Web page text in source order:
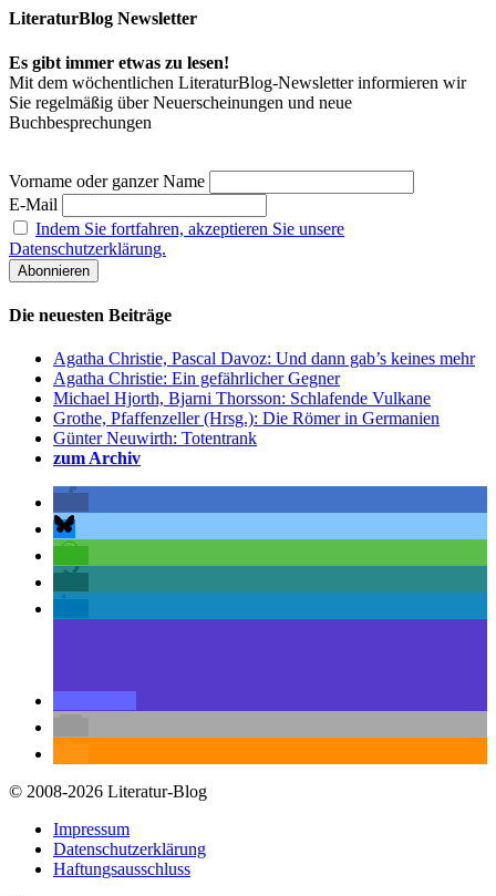
LiteraturBlog Newsletter
Es gibt immer etwas zu lesen!
Mit dem wöchentlichen LiteraturBlog-Newsletter informieren wir
Sie regelmäßig über Neuerscheinungen und neue
Buchbesprechungen
Vorname oder ganzer Name
E-Mail
Indem Sie fortfahren, akzeptieren Sie unsere
Datenschutzerklärung.
Die neuesten Beiträge
Agatha Christie, Pascal Davoz: Und dann gab’s keines mehr
Agatha Christie: Ein gefährlicher Gegner
Michael Hjorth, Bjarni Thorsson: Schlafende Vulkane
Grothe, Pfaffenzeller (Hrsg.): Die Römer in Germanien
Günter Neuwirth: Totentrank
zum Archiv
© 2008-2026 Literatur-Blog
Impressum
Datenschutzerklärung
Haftungsausschluss